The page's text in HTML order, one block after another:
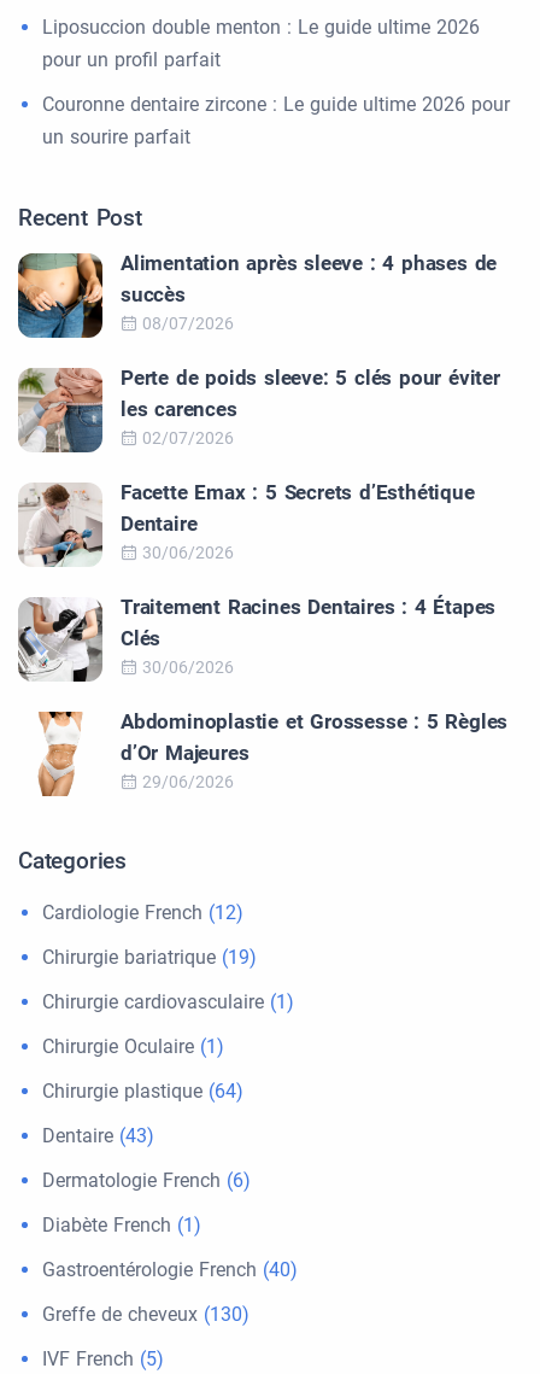
Liposuccion double menton : Le guide ultime 2026
pour un profil parfait
Couronne dentaire zircone : Le guide ultime 2026 pour
un sourire parfait
Recent Post
Alimentation après sleeve : 4 phases de
succès
08/07/2026
Perte de poids sleeve: 5 clés pour éviter
les carences
02/07/2026
Facette Emax : 5 Secrets d’Esthétique
Dentaire
30/06/2026
Traitement Racines Dentaires : 4 Étapes
Clés
30/06/2026
Abdominoplastie et Grossesse : 5 Règles
d’Or Majeures
29/06/2026
Categories
Cardiologie French (12)
Chirurgie bariatrique (19)
Chirurgie cardiovasculaire (1)
Chirurgie Oculaire (1)
Chirurgie plastique (64)
Dentaire (43)
Dermatologie French (6)
Diabète French (1)
Gastroentérologie French (40)
Greffe de cheveux (130)
IVF French (5)